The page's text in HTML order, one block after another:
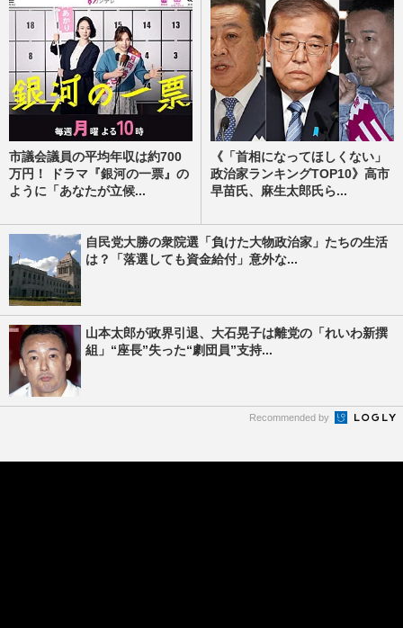
市議会議員の平均年収は約700
万円！ ドラマ『銀河の一票』の
ように「あなたが立候...
《「首相になってほしくない」
政治家ランキングTOP10》高市
早苗氏、麻生太郎氏ら...
自民党大勝の衆院選「負けた大物政治家」たちの生活
は？「落選しても資金給付」意外な...
山本太郎が政界引退、大石晃子は離党の「れいわ新撰
組」“座長”失った“劇団員”支持...
Recommended by